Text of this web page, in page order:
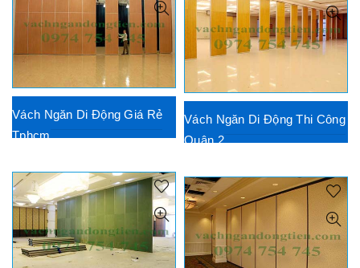
Vách Ngăn Di Động Giá Rẻ
Tphcm
Vách Ngăn Di Động Thi Công
Quận 2